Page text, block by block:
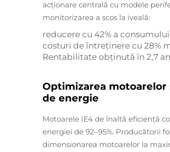
acționare centrală cu modele
monitorizarea a scos la iveală:
reducere cu 42% a
costuri de întreținere cu 28%
Rentabilitate obținută în 2,7
Optimizarea
de energie
Motoarele IE4 de înaltă eficiență
energiei de 92–95%. Producătorii
dimensionarea motoarelor la